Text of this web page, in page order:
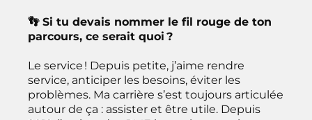
👣 Si tu devais nommer le fil rouge de ton
parcours, ce serait quoi ?
Le service ! Depuis petite, j’aime rendre
service, anticiper les besoins, éviter les
problèmes. Ma carrière s’est toujours articulée
autour de ça : assister et être utile. Depuis